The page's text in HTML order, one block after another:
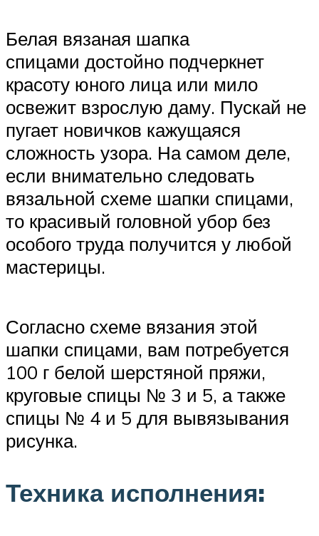
Белая вязаная шапка
спицами достойно подчеркнет
красоту юного лица или мило
освежит взрослую даму. Пускай не
пугает новичков кажущаяся
сложность узора. На самом деле,
если внимательно следовать
вязальной схеме шапки спицами,
то красивый головной убор без
особого труда получится у любой
мастерицы.
Согласно схеме вязания этой
шапки спицами, вам потребуется
100 г белой шерстяной пряжи,
круговые спицы № 3 и 5, а также
спицы № 4 и 5 для вывязывания
рисунка.
Техника исполнения: